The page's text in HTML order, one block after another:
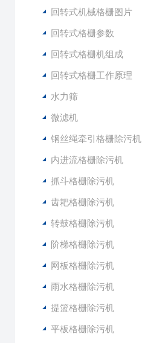
回转式机械格栅图片
回转式格栅参数
回转式格栅机组成
回转式格栅工作原理
水力筛
微滤机
钢丝绳牵引格栅除污机
内进流格栅除污机
抓斗格栅除污机
齿耙格栅除污机
转鼓格栅除污机
阶梯格栅除污机
网板格栅除污机
雨水格栅除污机
提篮格栅除污机
平板格栅除污机